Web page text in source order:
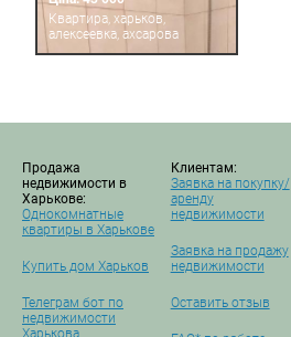
Квартира, харьков,
алексеевка, ахсарова
Продажа
недвижимости в
Харькове:
Однокомнатные
квартиры в Харькове
Купить дом Харьков
Телеграм бот по
недвижимости
Харькова
Клиентам:
Заявка на покупку/
аренду
недвижимости
Заявка на продажу
недвижимости
Оставить отзыв